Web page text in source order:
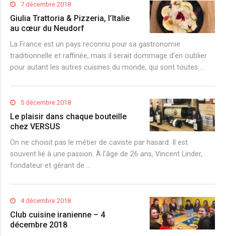
7 décembre 2018
Giulia Trattoria & Pizzeria, l’Italie
au cœur du Neudorf
La France est un pays reconnu pour sa gastronomie
traditionnelle et raffinée, mais il serait dommage d’en oublier
pour autant les autres cuisines du monde, qui sont toutes …
5 décembre 2018
Le plaisir dans chaque bouteille
chez VERSUS
On ne choisit pas le métier de caviste par hasard. Il est
souvent lié à une passion. À l’âge de 26 ans, Vincent Linder,
fondateur et gérant de …
4 décembre 2018
Club cuisine iranienne – 4
décembre 2018